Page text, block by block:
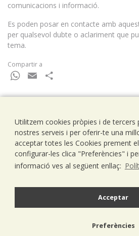
comunicacions i informació.
Es poden posar en contacte amb
per qualsevol dubte o aclariment que
tema.
Compartir a
WhatsApp
Email
Ramells
Assessors -
C/ Balmes 203, 1º
08006 Barcelona
T..93 238 79 26
política de privacitat política
Utilitzem cookies pròpies i de tercers
nostres serveis i per oferir-te una
acceptar totes les Cookies prement
configurar-les clica "Preferències" i
informació ves al següent enllaç:
Acceptar
Preferències